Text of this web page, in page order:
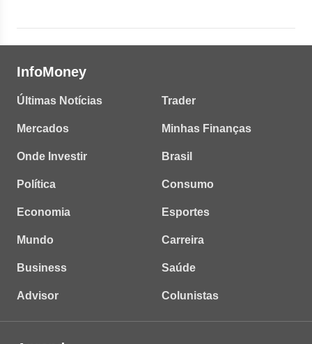
InfoMoney
Últimas Notícias
Mercados
Onde Investir
Política
Economia
Mundo
Business
Advisor
Trader
Minhas Finanças
Brasil
Consumo
Esportes
Carreira
Saúde
Colunistas